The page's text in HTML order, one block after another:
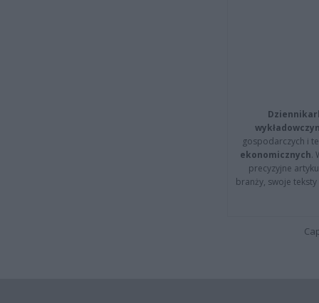
gospodarczych i
ekonomicznych.
precyzyjne
branży, swoje